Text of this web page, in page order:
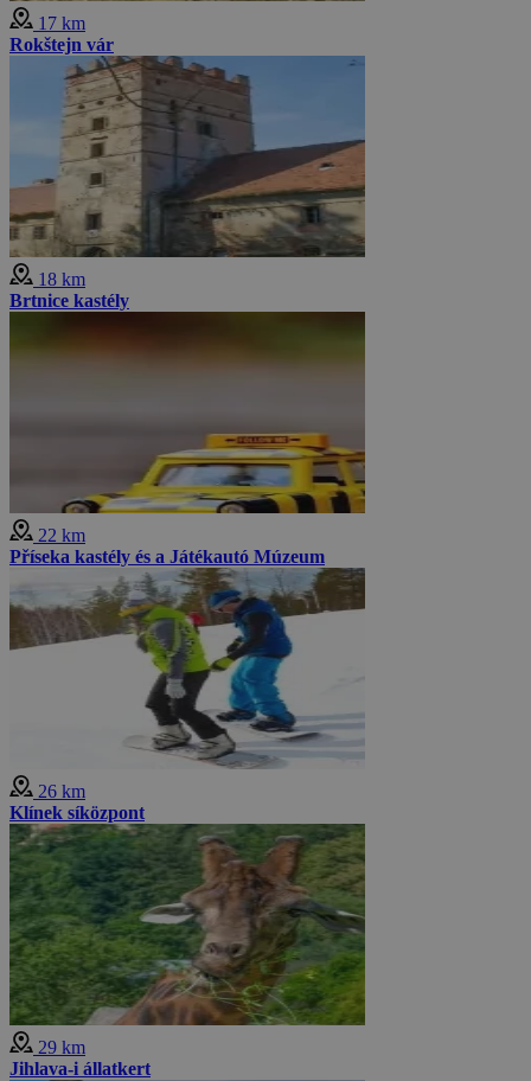
17 km
Rokštejn vár
18 km
Brtnice kastély
22 km
Příseka kastély és a Játékautó Múzeum
26 km
Klínek síközpont
29 km
Jihlava-i állatkert